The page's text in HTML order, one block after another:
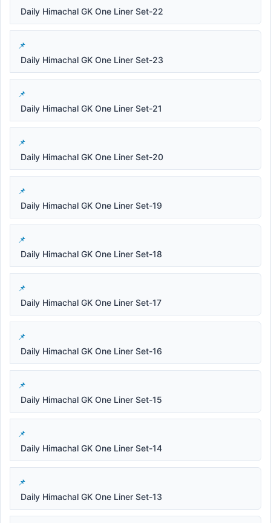
Daily Himachal GK One Liner Set-22
Daily Himachal GK One Liner Set-23
Daily Himachal GK One Liner Set-21
Daily Himachal GK One Liner Set-20
Daily Himachal GK One Liner Set-19
Daily Himachal GK One Liner Set-18
Daily Himachal GK One Liner Set-17
Daily Himachal GK One Liner Set-16
Daily Himachal GK One Liner Set-15
Daily Himachal GK One Liner Set-14
Daily Himachal GK One Liner Set-13